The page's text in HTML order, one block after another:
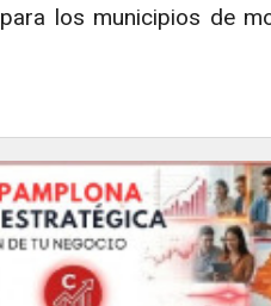
los municipios de